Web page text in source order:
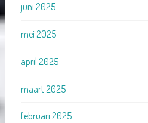
juni 2025
mei 2025
april 2025
maart 2025
februari 2025